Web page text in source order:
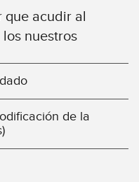
que acudir al
nuestros
de la